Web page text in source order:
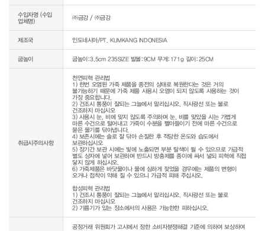
수입자명 (수입
업체명)
㈜금강 / ㈜금강
제조국 인도네시아/PT. KUMKANG INDONESIA
굽높이 굽높이:3.5cm 235SIZE 발볼:9CM 무게:171g 길이:25CM
취급시주의사항
천연피혁 관리법
1) 한번 오염된 가죽 제품을 종전의 상태로 복원한다는 것은 거의
불가능하기 때문에 가죽 제품 사용시 오염이 되지 않도록 사용하는 것이
가장 중요합니다.
2) 건조시 통풍이 잘되는 그늘에서 말리십시오. 직사광선 또는 불로
건조하지 마십시오
3) 사용시 눈, 비에 맞지 않도록 주의하며 눈, 비를 맞았을 시는 가볍게
마른 수건으로 털어내고 가죽이 수분을 빨아들이기 전에 마른 수건으로
묻은 물기를 닦아냅니다.
4) 보존시에는 솔로 잘 닦아 손질한 후 적당한 온도와 습도에서
보관하십시오
5) 장기간 보관 시에는 빛에 노출되면 부분 탈색이 될 수 있으므로 가급적
별도 상자에 넣어 보관하며 반드시 방충제를 종이에 싸서 넣되 피혁에 직접
닿지 않게 하십시오.
6) 가죽제품은 바닷물이나 물에 심하게 젖었을 경우에는 제품의 변형이
오거나 접착이 약해 질 수 있으니 가급적 피해 주십시오.
합성피혁 관리법
1) 건조시 통풍이 잘되는 그늘에서 말리십시오. 직사광선 또는 불로
건조하지 마십시오
공정거래 위원회가 고시에서 정한 소비자분쟁해결 기준에 의하여 보상하여